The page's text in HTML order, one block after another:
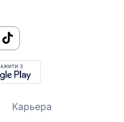
Карьера